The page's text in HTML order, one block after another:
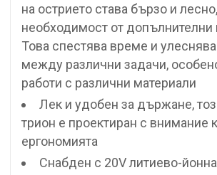
на острието става бързо и
необходимост от допълнителни
Това спестява време и
между различни задачи,
работи с различни материали
Лек и удобен за държане,
трион е проектиран с внимание
ергономията
Снабден с 20V литиево-